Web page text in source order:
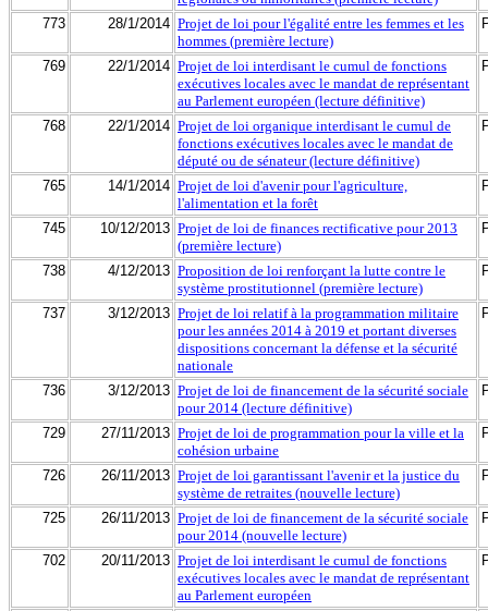
773
28/1/2014 Projet de loi pour l'égalité entre les femmes et les
hommes (première lecture)
769 22/1/2014 Projet de loi interdisant le cumul de fonctions
exécutives locales avec le mandat de représentant
au Parlement européen (lecture définitive)
768 22/1/2014 Projet de loi organique interdisant le cumul de
fonctions exécutives locales avec le mandat de
député ou de sénateur (lecture définitive)
765 14/1/2014 Projet de loi d'avenir pour l'agriculture,
l'alimentation et la forêt
745 10/12/2013 Projet de loi de finances rectificative pour 2013
(première lecture)
738 4/12/2013 Proposition de loi renforçant la lutte contre le
système prostitutionnel (première lecture)
737 3/12/2013 Projet de loi relatif à la programmation militaire
pour les années 2014 à 2019 et portant diverses
dispositions concernant la défense et la sécurité
nationale
736 3/12/2013 Projet de loi de financement de la sécurité sociale
pour 2014 (lecture définitive)
729 27/11/2013 Projet de loi de programmation pour la ville et la
cohésion urbaine
726 26/11/2013 Projet de loi garantissant l'avenir et la justice du
système de retraites (nouvelle lecture)
725 26/11/2013 Projet de loi de financement de la sécurité sociale
pour 2014 (nouvelle lecture)
702 20/11/2013 Projet de loi interdisant le cumul de fonctions
exécutives locales avec le mandat de représentant
au Parlement européen